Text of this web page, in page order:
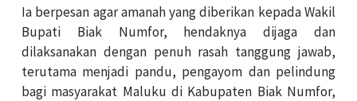
Ia berpesan agar amanah yang diberikan kepada Wakil
Bupati Biak Numfor, hendaknya dijaga dan
dilaksanakan dengan penuh rasah tanggung jawab,
terutama menjadi pandu, pengayom dan pelindung
bagi masyarakat Maluku di Kabupaten Biak Numfor,